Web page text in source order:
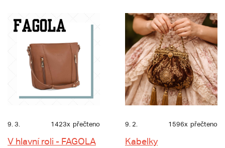
9. 3. 1423x přečteno
V hlavní roli - FAGOLA
9. 2. 1596x přečteno
Kabelky